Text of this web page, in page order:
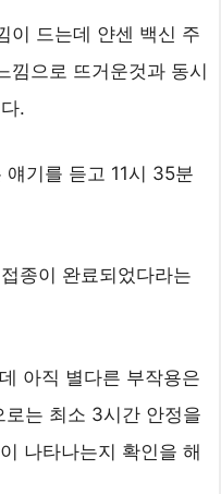
이 드는데 얀센 백신 주
낌으로 뜨거운것과 동시
.
기를 듣고 11시 35분
종이 완료되었다라는
아직 별다른 부작용은
는 최소 3시간 안정을
나타나는지 확인을 해